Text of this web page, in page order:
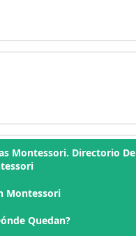
Montessori. Directorio De
Montessori
Quedan?